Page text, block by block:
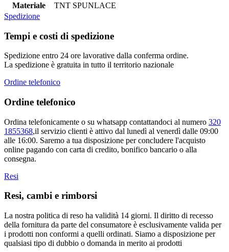
Materiale
TNT SPUNLACE
Spedizione
Tempi e costi di spedizione
Spedizione entro 24 ore lavorative dalla conferma ordine.
La spedizione è gratuita in tutto il territorio nazionale
Ordine telefonico
Ordine telefonico
Ordina telefonicamente o su whatsapp contattandoci al numero 320
1855368,il servizio clienti è attivo dal lunedì al venerdì dalle 09:00
alle 16:00. Saremo a tua disposizione per concludere l'acquisto
online pagando con carta di credito, bonifico bancario o alla
consegna.
Resi
Resi, cambi e rimborsi
La nostra politica di reso ha validità 14 giorni. Il diritto di recesso
della fornitura da parte del consumatore è esclusivamente valida per
i prodotti non conformi a quelli ordinati. Siamo a disposizione per
qualsiasi tipo di dubbio o domanda in merito ai prodotti